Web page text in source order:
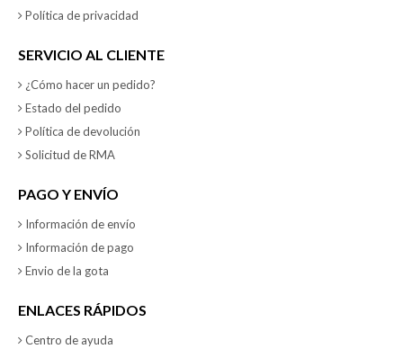
Política de privacidad
SERVICIO AL CLIENTE
¿Cómo hacer un pedido?
Estado del pedido
Política de devolución
Solicitud de RMA
PAGO Y ENVÍO
Información de envío
Información de pago
Envio de la gota
ENLACES RÁPIDOS
Centro de ayuda